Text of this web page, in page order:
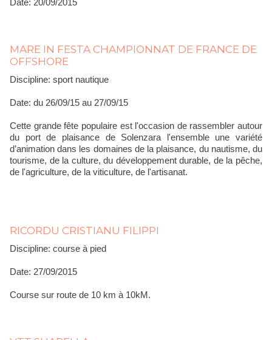
Date: 20/09/2015
MARE IN FESTA CHAMPIONNAT DE FRANCE DE
OFFSHORE
Discipline: sport nautique
Date: du 26/09/15 au 27/09/15
Cette grande fête populaire est l'occasion de rassembler autour
du port de plaisance de Solenzara l'ensemble une variété
d’animation dans les domaines de la plaisance, du nautisme, du
tourisme, de la culture, du développement durable, de la pêche,
de l'agriculture, de la viticulture, de l'artisanat.
RICORDU CRISTIANU FILIPPI
Discipline: course à pied
Date: 27/09/2015
Course sur route de 10 km à 10kM.